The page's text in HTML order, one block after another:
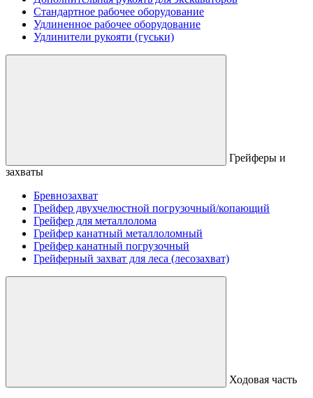
Стандартное рабочее оборудование
Удлиненное рабочее оборудование
Удлинители рукояти (гуськи)
Грейферы и
захваты
Бревнозахват
Грейфер двухчелюстной погрузочный/копающий
Грейфер для металлолома
Грейфер канатный металлоломный
Грейфер канатный погрузочный
Грейферный захват для леса (лесозахват)
Ходовая часть